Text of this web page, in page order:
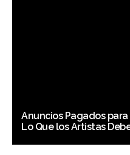
Anuncios Pagados
Lo Que los Artistas